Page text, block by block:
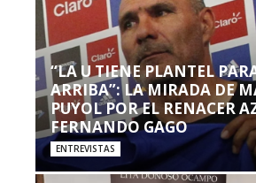
“LA U TIENE PLANTEL
ARRIBA”: LA MIRADA DE
PUYOL POR EL RENACER
FERNANDO GAGO
ENTREVISTAS